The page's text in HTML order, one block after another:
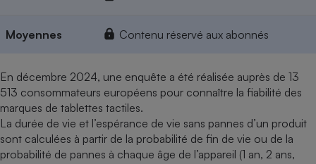
Moyennes Contenu réservé aux abonnés
En décembre 2024, une enquête a été réalisée auprès de 13
513 consommateurs européens pour connaître la fiabilité des
marques de tablettes tactiles.
La durée de vie et l’espérance de vie sans pannes d’un produit
sont calculées à partir de la probabilité de fin de vie ou de la
probabilité de pannes à chaque âge de l’appareil (1 an, 2 ans,